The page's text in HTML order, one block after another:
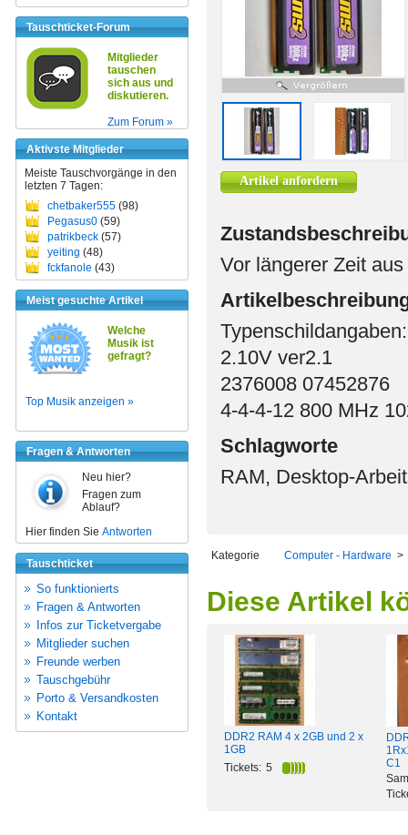
Tauschticket-Forum
Mitglieder
tauschen
sich aus und
diskutieren.
Zum Forum »
Aktivste Mitglieder
Meiste Tauschvorgänge in den
letzten 7 Tagen:
chetbaker555 (98)
Pegasus0 (59)
patrikbeck (57)
yeiting (48)
fckfanole (43)
Meist gesuchte Artikel
Welche
Musik ist
gefragt?
Top Musik anzeigen »
Fragen & Antworten
Neu hier?
Fragen zum
Ablauf?
Hier finden Sie Antworten
Tauschticket
So funktionierts
Fragen & Antworten
Infos zur Ticketvergabe
Mitglieder suchen
Freunde werben
Tauschgebühr
Porto & Versandkosten
Kontakt
Artikel anfordern
Vor längerer Zeit
2.10V ver2.1
2376008 07452876
4-4-4-12 800 MHz
Schlagworte
RAM, Desktop-
Kategorie Computer - Hardware >
Diese Artikel
DDR2 RAM 4 x 2GB und 2 x
1GB
Tickets: 5
C1